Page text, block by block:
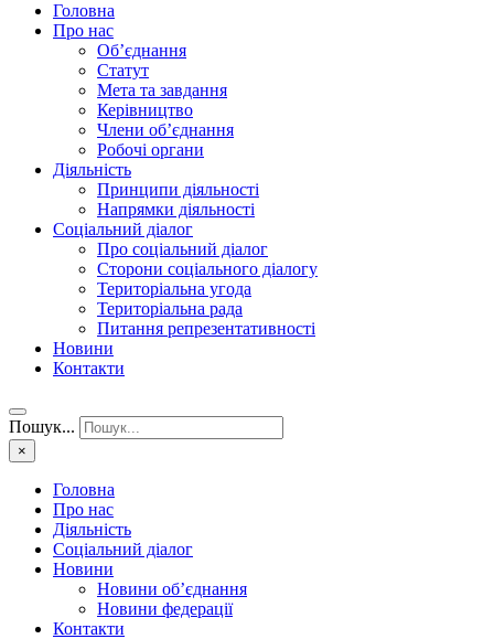
Головна
Про нас
Об’єднання
Статут
Мета та завдання
Керівництво
Члени об’єднання
Робочі органи
Діяльність
Принципи діяльності
Напрямки діяльності
Соціальний діалог
Про соціальний діалог
Сторони соціального діалогу
Територіальна угода
Територіальна рада
Питання репрезентативності
Новини
Контакти
Пошук...
×
Головна
Про нас
Діяльність
Соціальний діалог
Новини
Новини об’єднання
Новини федерації
Контакти